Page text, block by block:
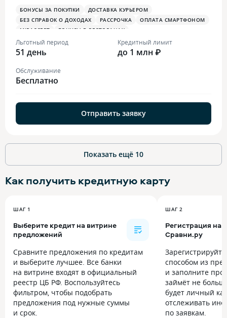
БОНУСЫ ЗА ПОКУПКИ
ДОСТАВКА КУРЬЕРОМ
БЕЗ СПРАВОК О ДОХОДАХ
РАССРОЧКА
ОПЛАТА СМАРТФОНОМ
MIRACCEPT
БОНУСЫ В РЕСТОРАНАХ
Льготный период
51 день
Кредитный лимит
до 1 млн ₽
Обслуживание
Бесплатно
Отправить заявку
Показать ещё 10
Как получить кредитную карту
ШАГ 1
Выберите кредит на витрине
предложений
Сравните предложения по кредитам
и выберите лучшее. Все банки
на витрине входят в официальный
реестр ЦБ РФ. Воспользуйтесь
фильтром, чтобы подобрать
предложения под нужные суммы
и срок.
ШАГ 2
Регистрация на
Сравни.ру
способом из
и заполните
займёт не
будет личный
отслеживать
по заявкам.